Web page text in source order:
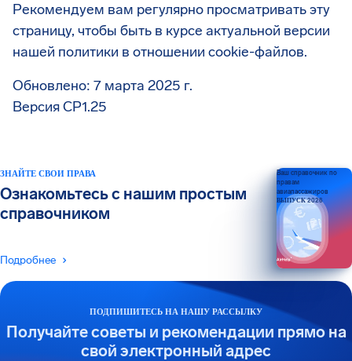
Рекомендуем вам регулярно просматривать эту
страницу, чтобы быть в курсе актуальной версии
нашей политики в отношении cookie-файлов.
Обновлено: 7 марта 2025 г.
Версия CP1.25
ПОДПИШИТЕСЬ НА НАШУ РАССЫЛКУ
Получайте советы и рекомендации прямо на
свой электронный адрес
ЗНАЙТЕ СВОИ ПРАВА
Ознакомьтесь с нашим простым
справочником
Подробнее
Ваш справочник по
правам
авиапассажиров
ВЫПУСК 2026